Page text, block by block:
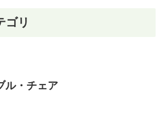
ゴリ
ル・チェア